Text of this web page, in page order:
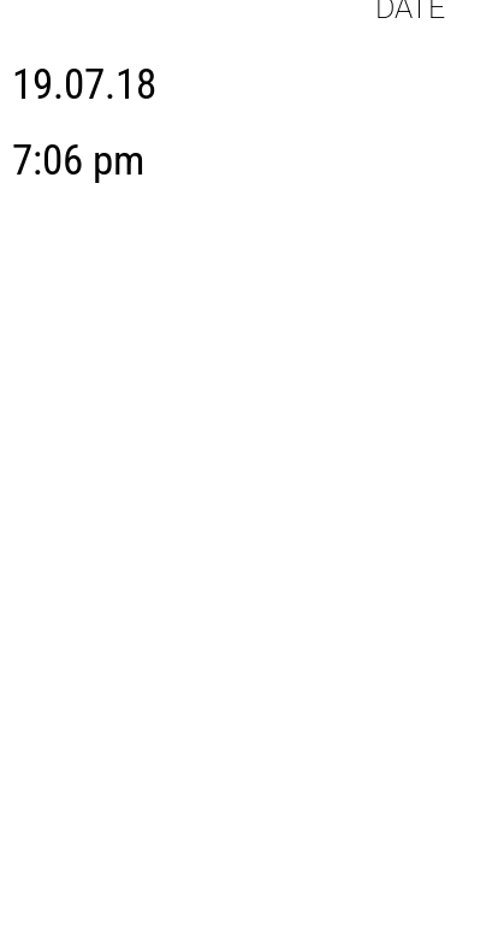
DATE
19.07.18
7:06 pm